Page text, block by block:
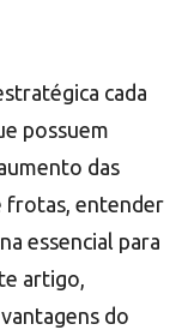
cada
possuem
das
frotas, entender
essencial para
artigo,
do